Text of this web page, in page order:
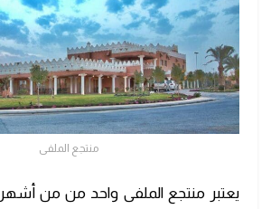
منتجع الملفى
يعتبر منتجع الملفى واحد من من أشهر